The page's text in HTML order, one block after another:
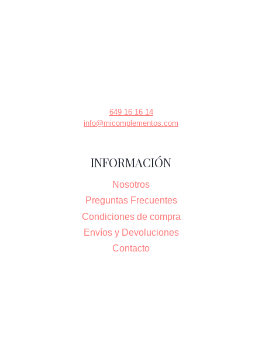
649 16 16 14
info@micomplementos.com
INFORMACIÓN
Nosotros
Preguntas Frecuentes
Condiciones de compra
Envíos y Devoluciones
Contacto